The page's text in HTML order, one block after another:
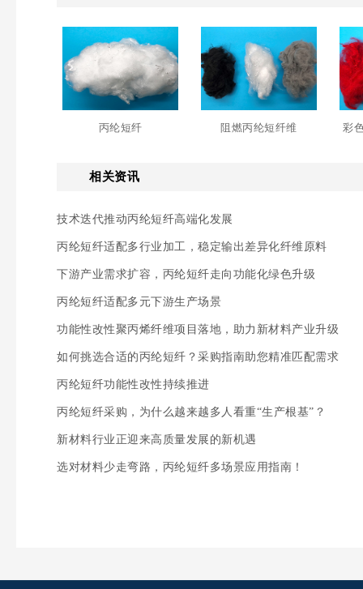
丙纶短纤 阻燃丙纶短纤维 彩
相关资讯
技术迭代推动丙纶短纤高端化发展
丙纶短纤适配多行业加工，稳定输出差异化纤维原料
下游产业需求扩容，丙纶短纤走向功能化绿色升级
丙纶短纤适配多元下游生产场景
功能性改性聚丙烯纤维项目落地，助力新材料产业升级
如何挑选合适的丙纶短纤？采购指南助您精准匹配需求
丙纶短纤功能性改性持续推进
丙纶短纤采购，为什么越来越多人看重“生产根基”？
新材料行业正迎来高质量发展的新机遇
选对材料少走弯路，丙纶短纤多场景应用指南！